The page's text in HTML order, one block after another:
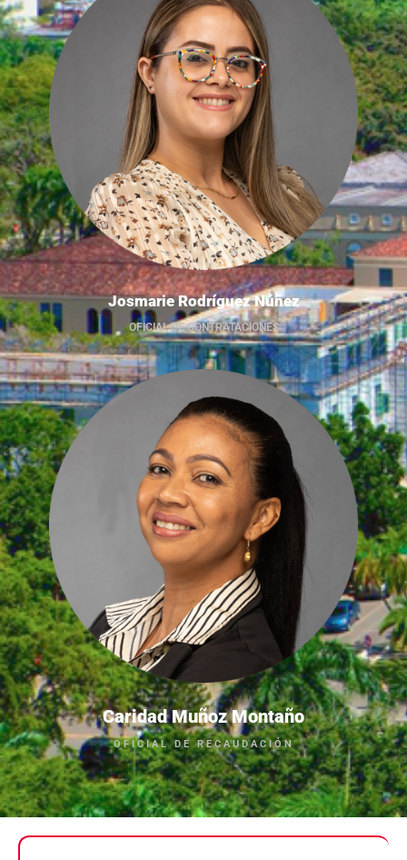
Josmarie Rodríguez Núñez
OFICIAL DE CONTRATACIONES
Caridad Muñoz Montaño
OFICIAL DE RECAUDACIÓN